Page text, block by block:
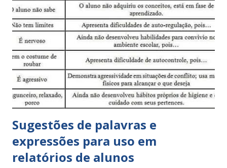
Sugestões de palavras e
expressões para uso em
relatórios de alunos